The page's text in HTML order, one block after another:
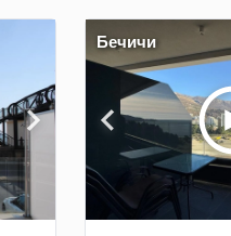
Бечичи